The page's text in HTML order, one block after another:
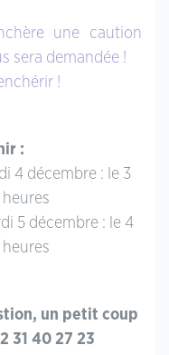
une caution
sera demandée !
!
:
4 décembre : le 3
heures
5 décembre : le 4
heures
un petit coup
31 40 27 23